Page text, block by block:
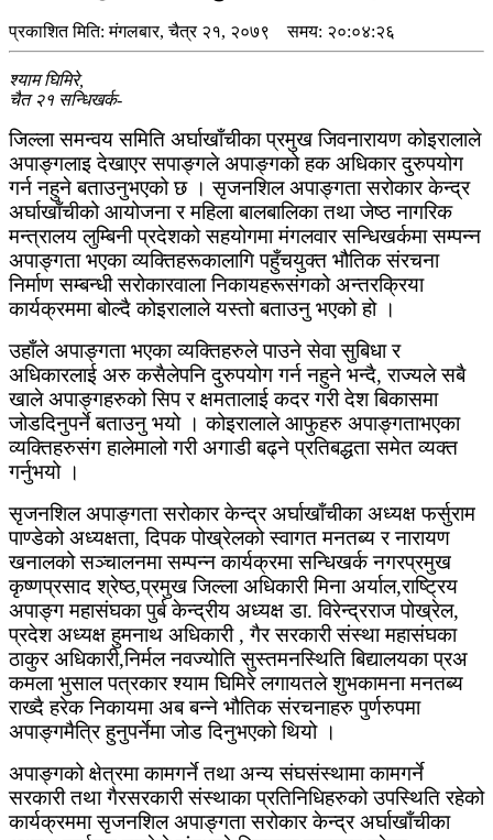
प्रकाशित मिति:मंगलबार, चैत्र २१, २०७९ समय: २०:०४:२६
श्याम घिमिरे,
चैत २१ सन्धिखर्क-
जिल्ला समन्वय समिति अर्घाखाँचीका प्रमुख जिवनारायण कोइरालाले
अपाङ्गलाइ देखाएर सपाङ्गले अपाङ्गको हक अधिकार दुरुपयोग
गर्न नहुने बताउनुभएको छ । सृजनशिल अपाङ्गता सरोकार केन्द्र
अर्घाखाँचीको आयोजना र महिला बालबालिका तथा जेष्ठ नागरिक
मन्त्रालय लुम्बिनी प्रदेशको सहयोगमा मंगलवार सन्धिखर्कमा सम्पन्न
अपाङ्गता भएका व्यक्तिहरूकालागि पहुँचयुक्त भौतिक संरचना
निर्माण सम्बन्धी सरोकारवाला निकायहरूसंगको अन्तरक्रिया
कार्यक्रममा बोल्दै कोइरालाले यस्तो बताउनु भएको हो ।
उहाँले अपाङ्गता भएका व्यक्तिहरुले पाउने सेवा सुबिधा र
अधिकारलाई अरु कसैलेपनि दुरुपयोग गर्न नहुने भन्दै, राज्यले सबै
खाले अपाङ्गहरुको सिप र क्षमतालाई कदर गरी देश बिकासमा
जोडदिनुपर्ने बताउनु भयो । कोइरालाले आफुहरु अपाङ्गताभएका
व्यक्तिहरुसंग हालेमालो गरी अगाडी बढ्ने प्रतिबद्धता समेत व्यक्त
गर्नुभयो ।
सृजनशिल अपाङ्गता सरोकार केन्द्र अर्घाखाँचीका अध्यक्ष फर्सुराम
पाण्डेको अध्यक्षता, दिपक पोख्रेलको स्वागत मनतब्य र नारायण
खनालको सञ्चालनमा सम्पन्न कार्यक्रमा सन्धिखर्क नगरप्रमुख
कृष्णप्रसाद श्रेष्ठ,प्रमुख जिल्ला अधिकारी मिना अर्याल,राष्ट्रिय
अपाङ्ग महासंघका पुर्ब केन्द्रीय अध्यक्ष डा. विरेन्द्रराज पोख्रेल,
प्रदेश अध्यक्ष हुमनाथ अधिकारी , गैर सरकारी संस्था महासंघका
ठाकुर अधिकारी,निर्मल नवज्योति सुस्तमनस्थिति बिद्यालयका प्रअ
कमला भुसाल पत्रकार श्याम घिमिरे लगायतले शुभकामना मनतब्य
राख्दै हरेक निकायमा अब बन्ने भौतिक संरचनाहरु पुर्णरुपमा
अपाङ्गमैत्रि हुनुपर्नेमा जोड दिनुभएको थियो ।
अपाङ्गको क्षेत्रमा कामगर्ने तथा अन्य संघसंस्थामा कामगर्ने
सरकारी तथा गैरसरकारी संस्थाका प्रतिनिधिहरुको उपस्थिति रहेको
कार्यक्रममा सृजनशिल अपाङ्गता सरोकार केन्द्र अर्घाखाँचीका